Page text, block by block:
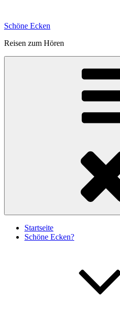
springen
Schöne Ecken
Reisen zum Hören
Startseite
Schöne Ecken?